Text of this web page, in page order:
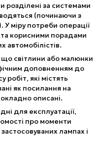
розділені за системами
(починаючи з
У міру потреби операції
корисними порадами
автомобілістів.
що світлини або малюнки
доповненням до
робіт, які містять
як посилання на
описані.
для експлуатації,
про моменти
лампах і